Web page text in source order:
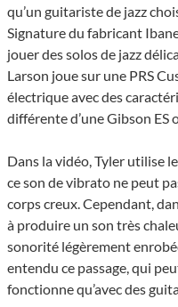
qu’un guitariste de jazz
Signature du fabricant
jouer des solos de jazz
Larson joue sur une PRS
électrique avec des
différente d’une Gibson ES
Dans la vidéo, Tyler utilise
ce son de vibrato ne peut
corps creux. Cependant,
à produire un son très
sonorité légèrement
entendu ce passage, qui
fonctionne qu’avec des